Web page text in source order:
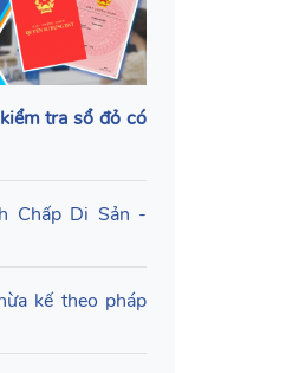
tra sổ đỏ có
Chấp Di Sản -
kế theo pháp